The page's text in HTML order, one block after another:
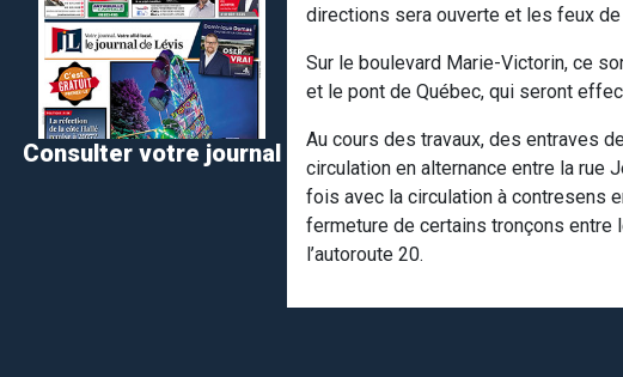
Consulter votre journal
directions sera ouverte et les feux
Sur le boulevard Marie-Victorin, ce
et le pont de Québec, qui seront
Au cours des travaux, des entraves
circulation en alternance entre la rue
fois avec la circulation à contresens
fermeture de certains tronçons entre
l’autoroute 20.